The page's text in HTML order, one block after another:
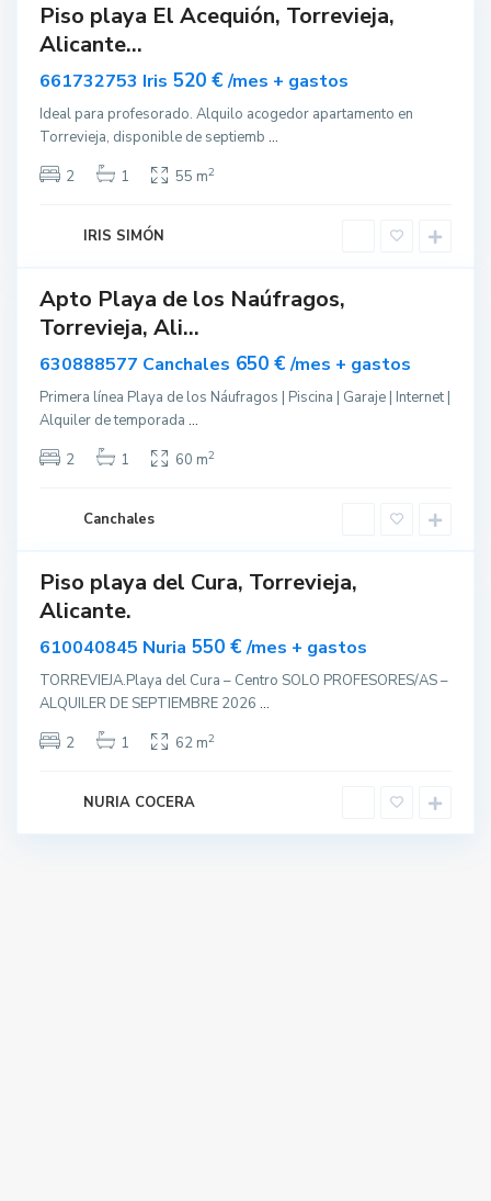
Alquilar
Disponible
Piso playa El Acequión, Torrevieja,
Alicante...
661732753 Iris 520 €/mes + gastos
Ideal para profesorado. Alquilo acogedor apartamento en
Torrevieja, disponible de septiemb ...
2
1 55 m2
IRIS SIMÓN
T
o
r
e
v
i
Apto Playa de los Naúfragos,
Torrevieja, Ali...
630888577 Canchales 650 €/mes + gastos
Primera línea Playa de los Náufragos | Piscina | Garaje | Internet |
Alquiler de temporada ...
2
1 60 m2
Canchales
T
o
r
e
v
i
Destacado
Piso playa del Cura, Torrevieja,
Alicante.
610040845 Nuria 550 €/mes + gastos
TORREVIEJA.Playa del Cura – Centro SOLO PROFESORES/AS –
ALQUILER DE SEPTIEMBRE 2026 ...
2
1 62 m2
NURIA COCERA